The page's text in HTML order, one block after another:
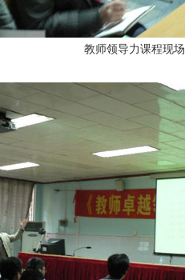
教师领导力课程现场